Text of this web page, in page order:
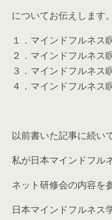
についてお伝えします。
１．マインドフルネス
２．マインドフルネス
３．マインドフルネス
４．マインドフルネス
以前書いた記事に続い
私が日本マインドフル
ネット研修会の内容を
日本マインドフルネス